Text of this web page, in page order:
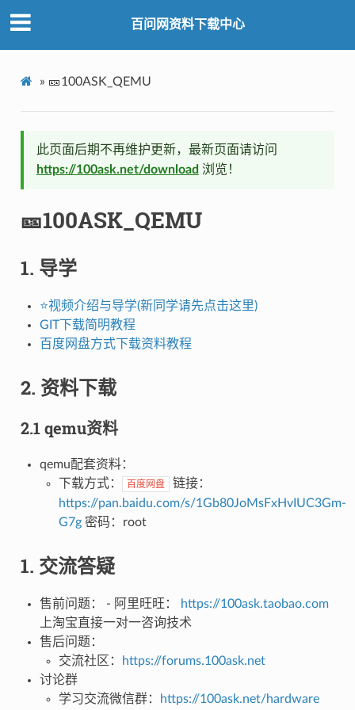
百问网资料下载中心
» 🎫100ASK_QEMU
此页面后期不再维护更新，最新页面请访问
https://100ask.net/download 浏览！
🎫100ASK_QEMU
1. 导学
⭐视频介绍与导学(新同学请先点击这里)
GIT下载简明教程
百度网盘方式下载资料教程
2. 资料下载
2.1 qemu资料
qemu配套资料：
下载方式：
百度网盘
链接：
https://pan.baidu.com/s/1Gb80JoMsFxHvIUC3Gm-
G7g密码：root
1. 交流答疑
售前问题： - 阿里旺旺：
https://100ask.taobao.com
上淘宝直接一对一咨询技术
售后问题：
交流社区：
https://forums.100ask.net
讨论群
学习交流微信群：
https://100ask.net/hardware